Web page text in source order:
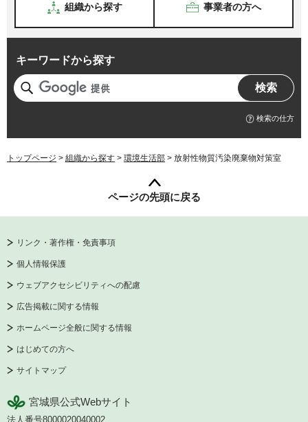
組織から探す 事業者の方へ
キーワードから探す
検索の仕方
トップページ > 組織から探す > 環境生活部 > 放射性物質汚染廃棄物対策室
ページの先頭に戻る
リンク・著作権・免責事項
個人情報保護
ウェブアクセシビリティへの配慮
広告掲載に関する情報
ホームページ全般に関する情報
はじめての方へ
サイトマップ
宮城県公式Webサイト
法人番号8000020040002